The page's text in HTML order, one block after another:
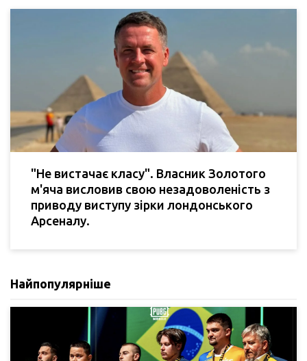
"Не вистачає класу". Власник Золотого
м'яча висловив свою незадоволеність з
приводу виступу зірки лондонського
Арсеналу.
Найпопулярніше